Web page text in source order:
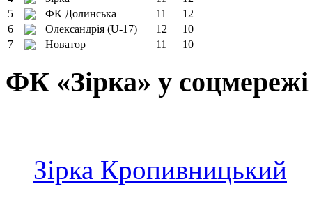
5
ФК Долинська 11
12
6
Олександрія (U-17) 12
10
7
Новатор 11 10
ФК «Зірка» у
Зірка Кропивницький